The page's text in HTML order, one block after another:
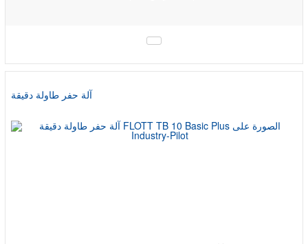
آلة حفر طاولة دقيقة